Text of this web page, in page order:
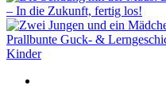
– In die Zukunft, fertig los!
Prallbunte Guck- &
Kinder